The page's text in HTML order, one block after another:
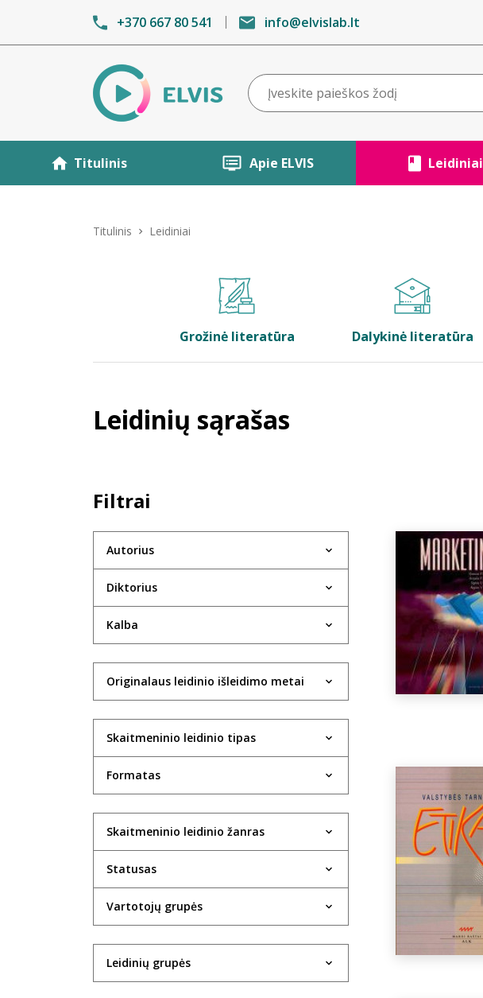
+370 667 80 541 info@elvislab.lt
Titulinis Apie ELVIS Leidiniai
Titulinis Leidiniai
Grožinė literatūra Dalykinė literatūra
Leidinių sąrašas
Filtrai
Autorius
Diktorius
Kalba
Originalaus leidinio išleidimo metai
Skaitmeninio leidinio tipas
Formatas
Skaitmeninio leidinio žanras
Statusas
Vartotojų grupės
Leidinių grupės